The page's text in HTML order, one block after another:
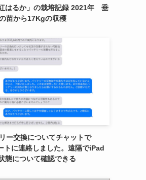
はるか」の栽培記録 2021年 垂
苗から17Kgの収穫
ー交換についてチャットで
トに連絡しました。遠隔でiPad
態について確認できる